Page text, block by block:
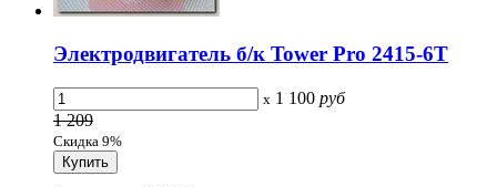
Электродвигатель б/к Tower Pro 2415-6T
x 1 100 руб
1 209
Скидка 9%